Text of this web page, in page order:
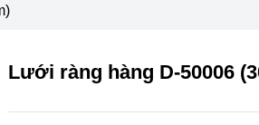
Lưới ràng hàng D-50006